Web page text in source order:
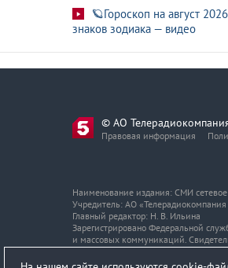
🪐Гороскоп на август
знаков зодиака — видео
© АО
Правовая информация
Наименование издания: СМИ
Учредитель: АО «Телерадиокомпания
Главный редактор: Н. В. Ильина
Зарегистрировано Федеральной
и массовых коммуникаций.
Адрес и телефон редакции